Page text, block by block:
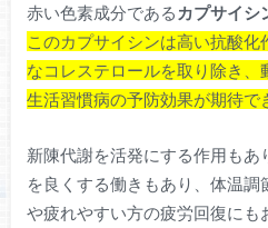
赤い色素成分である カプサイシ
このカプサイシンは高い抗酸
なコレステロールを取り除き
生活習慣病の予防効果が期待で
新陳代謝を活発にする作用も
を良くする働きもあり、体温
や疲れやすい方の疲労回復にも